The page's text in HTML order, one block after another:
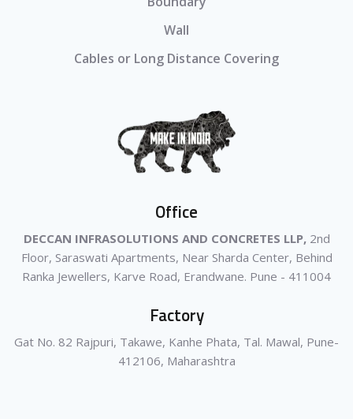
Wall
Cables or Long Distance Covering
Office
DECCAN INFRASOLUTIONS AND CONCRETES LLP,2nd
Floor, Saraswati Apartments, Near Sharda Center, Behind
Ranka Jewellers, Karve Road, Erandwane. Pune - 411004
Factory
Gat No. 82 Rajpuri, Takawe, Kanhe Phata, Tal. Mawal, Pune-
412106, Maharashtra